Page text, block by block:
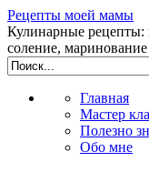
Рецепты моей мамы
Кулинарные
соление,
Главная
Мастер
Полезно
Обо мне